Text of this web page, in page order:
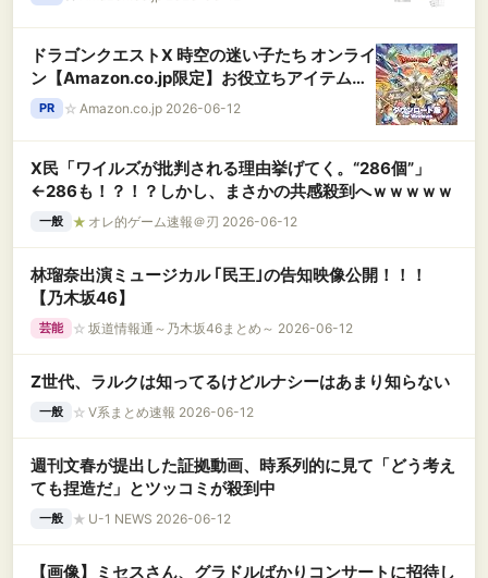
ドラゴンクエストX 時空の迷い子たち オンライ
ン【Amazon.co.jp限定】お役立ちアイテムセ
ット 【予約特典】あたま装備 2種 配信 |ダウン
ロード版
PR ☆ Amazon.co.jp 2026-06-12
X民「ワイルズが批判される理由挙げてく。“286個”」
←286も！？！？しかし、まさかの共感殺到へｗｗｗｗｗ
一般 ★ オレ的ゲーム速報＠刃 2026-06-12
林瑠奈出演ミュージカル ｢民王｣の告知映像公開！！！
【乃木坂46】
芸能 ☆ 坂道情報通～乃木坂46まとめ～ 2026-06-12
Z世代、ラルクは知ってるけどルナシーはあまり知らない
一般 ☆ V系まとめ速報 2026-06-12
週刊文春が提出した証拠動画、時系列的に見て「どう考え
ても捏造だ」とツッコミが殺到中
一般 ★ U-1 NEWS 2026-06-12
【画像】ミセスさん、グラドルばかりコンサートに招待し